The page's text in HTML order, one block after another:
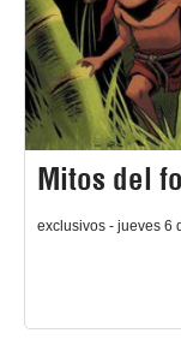
Mitos del
exclusivos - jueves 6